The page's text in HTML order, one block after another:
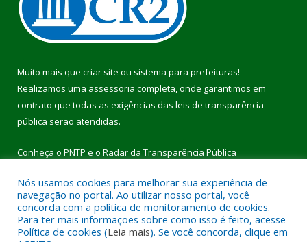
Muito mais que criar site ou sistema para prefeituras!
Realizamos uma assessoria completa, onde garantimos em
contrato que todas as exigências das leis de transparência
pública serão atendidas.
Conheça o PNTP e o Radar da Transparência Pública
Todos os direitos reservados a Prefeitura Municipal de Pau
D’Arco.
Nós usamos cookies para melhorar sua experiência de
navegação no portal. Ao utilizar nosso portal, você
concorda com a política de monitoramento de cookies.
Para ter mais informações sobre como isso é feito, acesse
Política de cookies (Leia mais). Se você concorda, clique em